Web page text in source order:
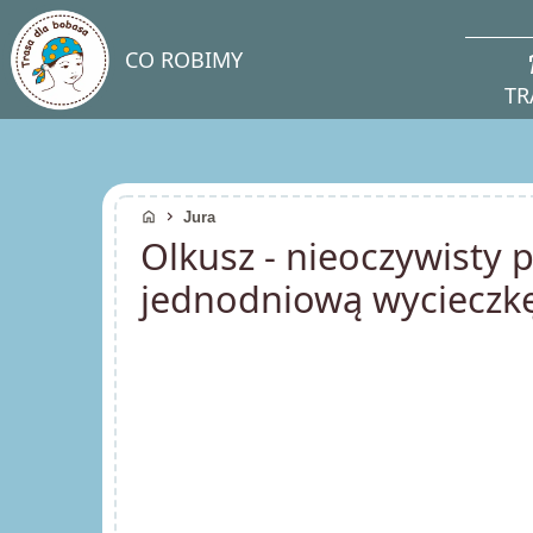
CO ROBIMY
home chevron_right Jura
Olkusz - nieoczywisty
jednodniową